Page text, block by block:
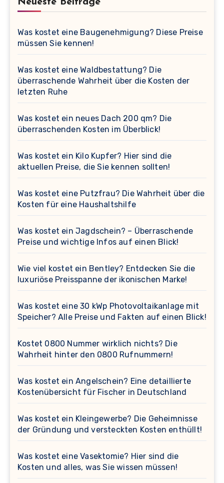
Neueste Beiträge
Was kostet eine Baugenehmigung? Diese Preise
müssen Sie kennen!
Was kostet eine Waldbestattung? Die
überraschende Wahrheit über die Kosten der
letzten Ruhe
Was kostet ein neues Dach 200 qm? Die
überraschenden Kosten im Überblick!
Was kostet ein Kilo Kupfer? Hier sind die
aktuellen Preise, die Sie kennen sollten!
Was kostet eine Putzfrau? Die Wahrheit über die
Kosten für eine Haushaltshilfe
Was kostet ein Jagdschein? – Überraschende
Preise und wichtige Infos auf einen Blick!
Wie viel kostet ein Bentley? Entdecken Sie die
luxuriöse Preisspanne der ikonischen Marke!
Was kostet eine 30 kWp Photovoltaikanlage mit
Speicher? Alle Preise und Fakten auf einen Blick!
Kostet 0800 Nummer wirklich nichts? Die
Wahrheit hinter den 0800 Rufnummern!
Was kostet ein Angelschein? Eine detaillierte
Kostenübersicht für Fischer in Deutschland
Was kostet ein Kleingewerbe? Die Geheimnisse
der Gründung und versteckten Kosten enthüllt!
Was kostet eine Vasektomie? Hier sind die
Kosten und alles, was Sie wissen müssen!